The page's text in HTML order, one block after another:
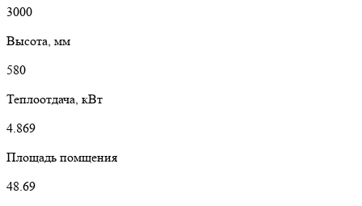
3000
Высота, мм
580
Теплоотдача, кВт
4.869
Площадь помщения
48.69